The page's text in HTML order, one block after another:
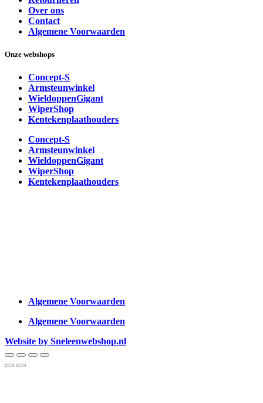
Over ons
Contact
Algemene Voorwaarden
Onze webshops
Concept-S
Armsteunwinkel
WieldoppenGigant
WiperShop
Kentekenplaathouders
Concept-S
Armsteunwinkel
WieldoppenGigant
WiperShop
Kentekenplaathouders
Algemene Voorwaarden
Algemene Voorwaarden
Website by Sneleenwebshop.nl